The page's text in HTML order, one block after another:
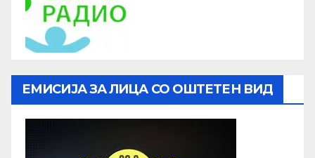
ЕМИСИЈА ЗА ЛИЦА СО ОШТЕТЕН ВИД